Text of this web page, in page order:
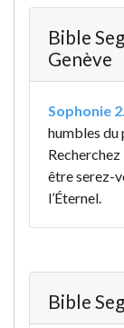
Bible
Genève
Sophonie
humbles du
être serez-
l’Éternel.
Bible